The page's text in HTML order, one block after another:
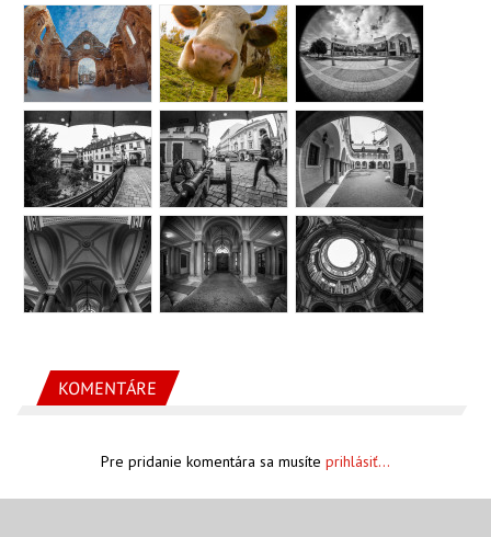
KOMENTÁRE
Pre pridanie komentára sa musíte prihlásiť...